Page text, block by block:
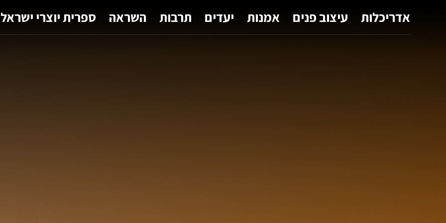
אדריכלות עיצוב פנים אמנות יעדים תרבות השראה ספרית יוצרי ישראל